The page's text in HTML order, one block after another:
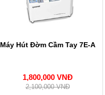
Máy Hút Đờm Cầm Tay 7E-A
1,800,000 VNĐ
2,100,000 VNĐ